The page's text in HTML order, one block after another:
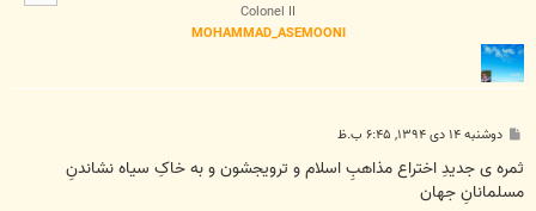
Colonel II
MOHAMMAD_ASEMOONI
پ
ت
دوشنبه ۱۴ دی ۱۳۹۴, ۶:۴۵ ب.ظ
ثمره ی جدیدِ اختراع مذاهبِ اسلام و ترویجشون و به خاکِ سیاه نشاندنِ
مسلمانانِ جهان